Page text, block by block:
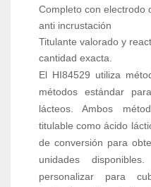
Completo con electrodo
anti incrustación
Titulante valorado y
cantidad exacta.
El HI84529 utiliza
métodos estándar
lácteos. Ambos
titulable como ácido
de conversión para
unidades
personalizar para